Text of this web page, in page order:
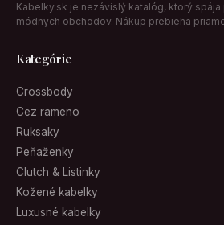
Kabelky.sk je nezávislý katalóg, ktorý
módnych obchodov. Nákup prebieha
Kategórie
Crossbody
Cez rameno
Ruksaky
Peňaženky
Clutch & Listinky
Kožené kabelky
Luxusné kabelky